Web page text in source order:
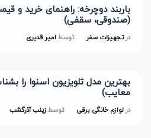
باربند دوچرخه: راهنمای خرید و
(صندوقی، سقفی)
درتجهیزات سفر توسطامیر قدیری
بهترین مدل تلویزیون اسنوا را
معایب)
در لوازم خانگی برقی توسطزینب آذرگشب